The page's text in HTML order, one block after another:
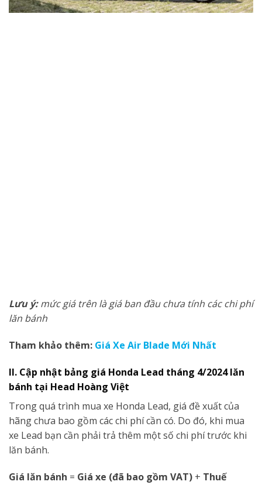
Lưu ý:mức giá trên là giá ban đầu chưa tính các chi phí
lăn bánh
Tham khảo thêm: Giá Xe Air Blade Mới Nhất
II. Cập nhật bảng giá Honda Lead tháng 4/2024 lăn
bánh tại Head Hoàng Việt
Trong quá trình mua xe Honda Lead, giá đề xuất của
hãng chưa bao gồm các chi phí cần có. Do đó, khi mua
xe Lead bạn cần phải trả thêm một số chi phí trước khi
lăn bánh.
Giá lăn bánh = Giá xe (đã bao gồm VAT) + Thuế